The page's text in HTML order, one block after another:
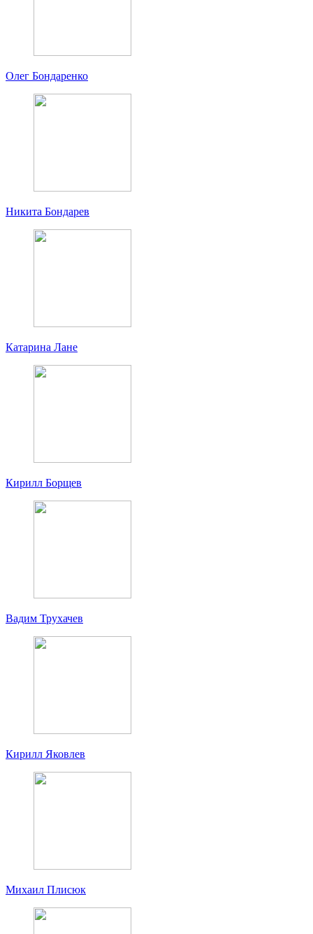
Олег Бондаренко
Никита Бондарев
Катарина Лане
Кирилл Борщев
Вадим Трухачев
Кирилл Яковлев
Михаил Плисюк